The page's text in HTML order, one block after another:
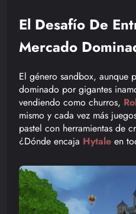
El Desafío De
Mercado
El género sandbox, aunque
dominado por gigantes
vendiendo como churros,
mismo y cada vez más
pastel con herramientas de
¿Dónde encaja Hytale en